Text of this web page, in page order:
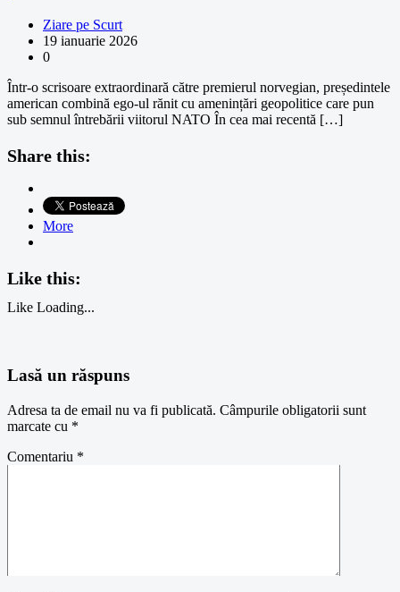
Ziare pe Scurt
19 ianuarie 2026
0
Într-o scrisoare extraordinară către premierul norvegian, președintele
american combină ego-ul rănit cu amenințări geopolitice care pun
sub semnul întrebării viitorul NATO În cea mai recentă […]
Share this:
More
Like this:
Like Loading...
Lasă un răspuns
Adresa ta de email nu va fi publicată. Câmpurile obligatorii sunt
marcate cu *
Comentariu *